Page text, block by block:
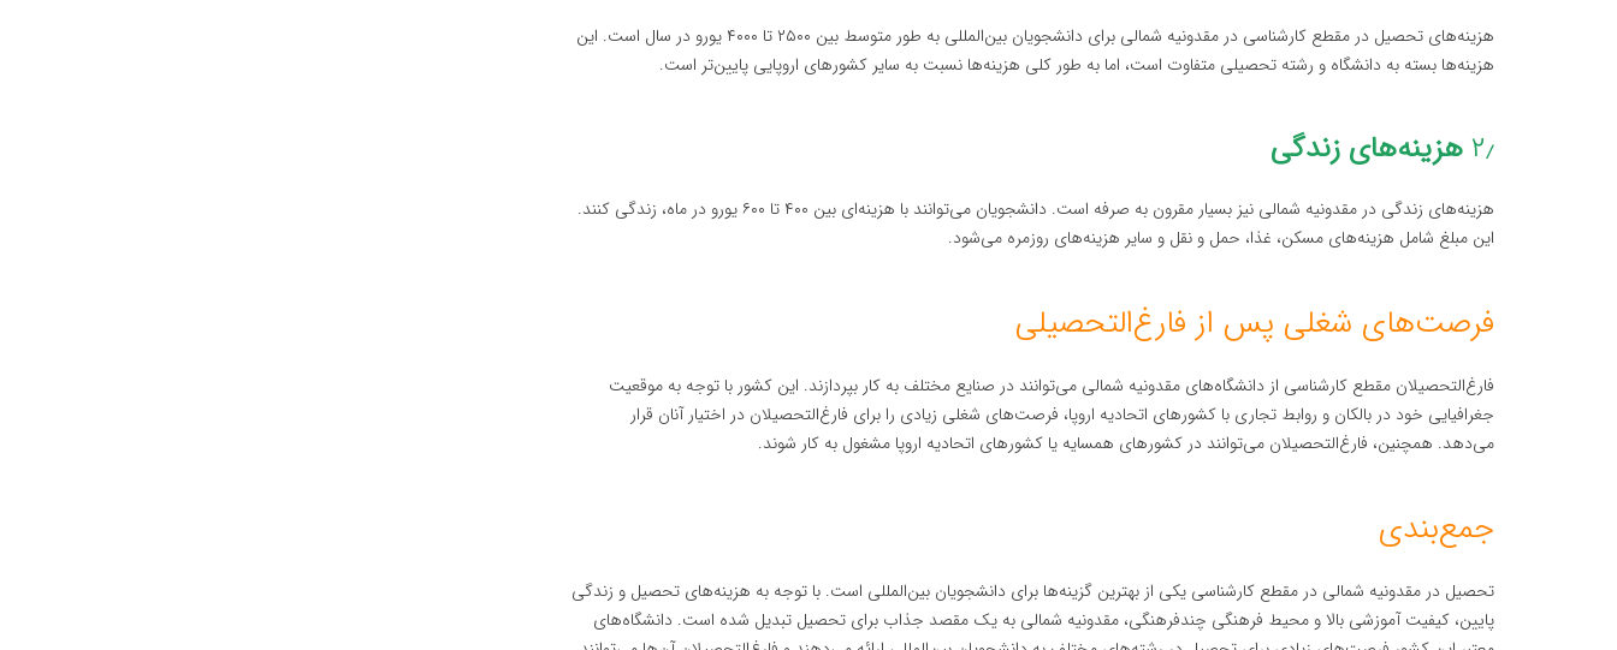
هزینه‌های تحصیل در مقطع کارشناسی در مقدونیه شمالی برای دانشجویان بین‌المللی به طور متوسط بین ۲۵۰۰ تا ۴۰۰۰ یورو در سال است. این
هزینه‌ها بسته به دانشگاه و رشته تحصیلی متفاوت است، اما به طور کلی هزینه‌ها نسبت به سایر کشورهای اروپایی پایین‌تر است.
۲٫ هزینه‌های زندگی
هزینه‌های زندگی در مقدونیه شمالی نیز بسیار مقرون به صرفه است. دانشجویان می‌توانند با هزینه‌ای بین ۴۰۰ تا ۶۰۰ یورو در ماه، زندگی کنند.
این مبلغ شامل هزینه‌های مسکن، غذا، حمل و نقل و سایر هزینه‌های روزمره می‌شود.
فرصت‌های شغلی پس از فارغ‌التحصیلی
فارغ‌التحصیلان مقطع کارشناسی از دانشگاه‌های مقدونیه شمالی می‌توانند در صنایع مختلف به کار بپردازند. این کشور با توجه به موقعیت
جغرافیایی خود در بالکان و روابط تجاری با کشورهای اتحادیه اروپا، فرصت‌های شغلی زیادی را برای فارغ‌التحصیلان در اختیار آنان قرار
می‌دهد. همچنین، فارغ‌التحصیلان می‌توانند در کشورهای همسایه یا کشورهای اتحادیه اروپا مشغول به کار شوند.
جمع‌بندی
تحصیل در مقدونیه شمالی در مقطع کارشناسی یکی از بهترین گزینه‌ها برای دانشجویان بین‌المللی است. با توجه به هزینه‌های تحصیل و زندگی
پایین، کیفیت آموزشی بالا و محیط فرهنگی چندفرهنگی، مقدونیه شمالی به یک مقصد جذاب برای تحصیل تبدیل شده است. دانشگاه‌های